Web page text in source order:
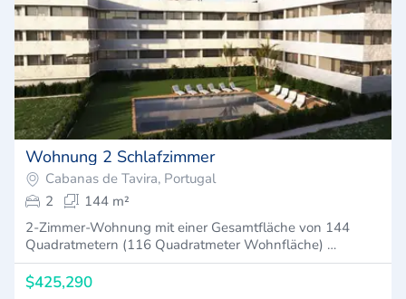
Wohnung 2 Schlafzimmer
Cabanas de Tavira, Portugal
2
144 m²
2-Zimmer-Wohnung mit einer Gesamtfläche von 144
Quadratmetern (116 Quadratmeter Wohnfläche) …
$425,290